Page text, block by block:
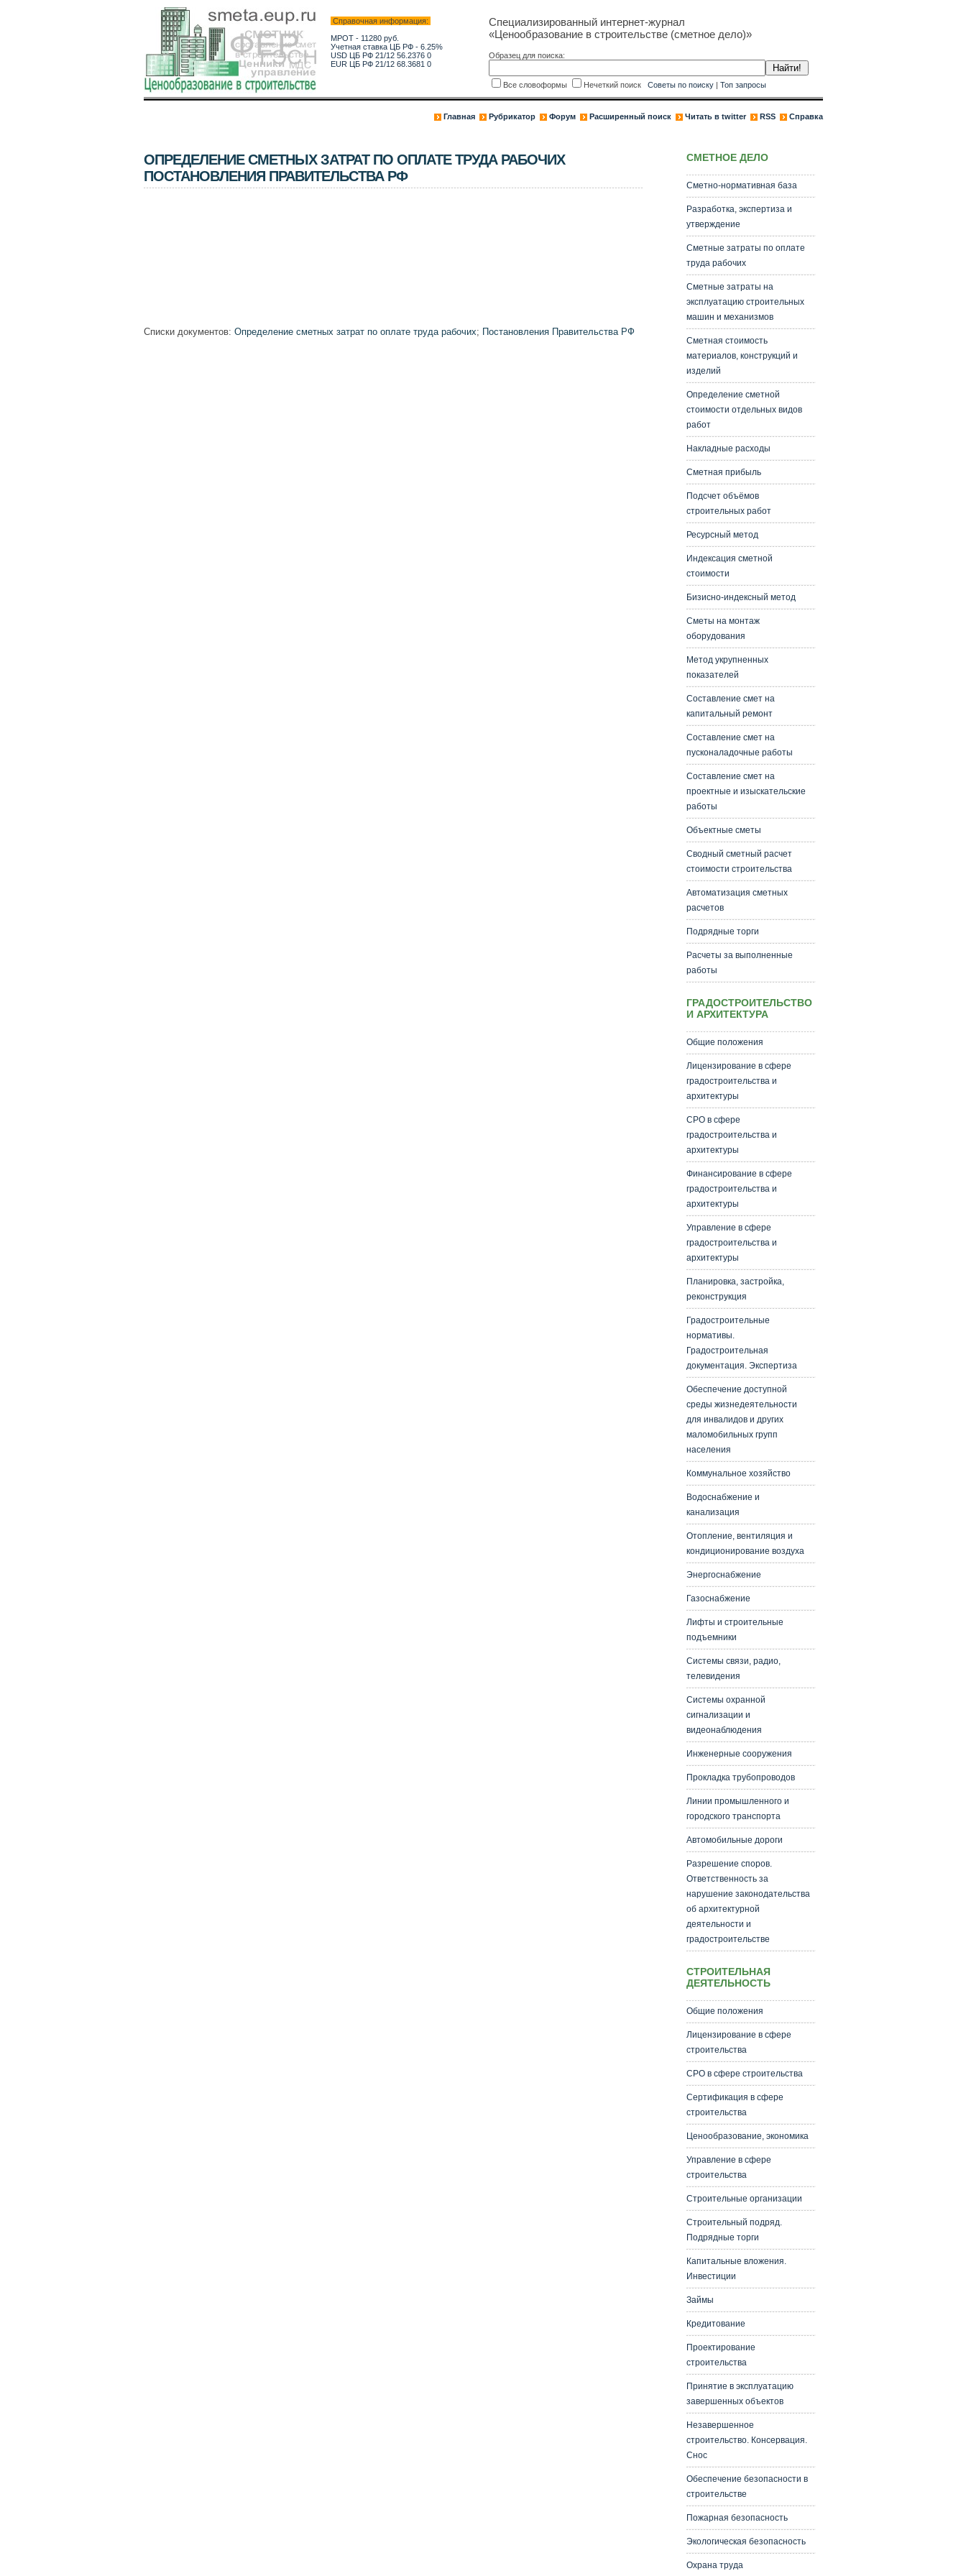
Справочная информация:
МРОТ - 11280 руб.
Учетная ставка ЦБ РФ - 6.25%
USD ЦБ РФ 21/12 56.2376 0
EUR ЦБ РФ 21/12 68.3681 0
Специализированный интернет-журнал
«Ценообразование в строительстве (сметное дело)»
Образец для поиска:
Все словоформы Нечеткий поиск Советы по поиску| Топ запросы
Главная Рубрикатор Форум Расширенный поиск Читать в twitter RSS Справка
ОПРЕДЕЛЕНИЕ СМЕТНЫХ ЗАТРАТ ПО ОПЛАТЕ ТРУДА РАБОЧИХ
ПОСТАНОВЛЕНИЯ ПРАВИТЕЛЬСТВА РФ
Списки документов: Определение сметных затрат по оплате труда рабочих; Постановления Правительства РФ
СМЕТНОЕ ДЕЛО
Сметно-нормативная база
Разработка, экспертиза и
утверждение
Сметные затраты по оплате
труда рабочих
Сметные затраты на
эксплуатацию строительных
машин и механизмов
Сметная стоимость
материалов, конструкций и
изделий
Определение сметной
стоимости отдельных видов
работ
Накладные расходы
Сметная прибыль
Подсчет объёмов
строительных работ
Ресурсный метод
Индексация сметной
стоимости
Бизисно-индексный метод
Сметы на монтаж
оборудования
Метод укрупненных
показателей
Составление смет на
капитальный ремонт
Составление смет на
пусконаладочные работы
Составление смет на
проектные и изыскательские
работы
Объектные сметы
Сводный сметный расчет
стоимости строительства
Автоматизация сметных
расчетов
Подрядные торги
Расчеты за выполненные
работы
ГРАДОСТРОИТЕЛЬСТВО
И АРХИТЕКТУРА
Общие положения
Лицензирование в сфере
градостроительства и
архитектуры
СРО в сфере
градостроительства и
архитектуры
Финансирование в сфере
градостроительства и
архитектуры
Управление в сфере
градостроительства и
архитектуры
Планировка, застройка,
реконструкция
Градостроительные
нормативы.
Градостроительная
документация. Экспертиза
Обеспечение доступной
среды жизнедеятельности
для инвалидов и других
маломобильных групп
населения
Коммунальное хозяйство
Водоснабжение и
канализация
Отопление, вентиляция и
кондиционирование воздуха
Энергоснабжение
Газоснабжение
Лифты и строительные
подъемники
Системы связи, радио,
телевидения
Системы охранной
сигнализации и
видеонаблюдения
Инженерные сооружения
Прокладка трубопроводов
Линии промышленного и
городского транспорта
Автомобильные дороги
Разрешение споров.
Ответственность за
нарушение законодательства
об архитектурной
деятельности и
градостроительстве
СТРОИТЕЛЬНАЯ
ДЕЯТЕЛЬНОСТЬ
Общие положения
Лицензирование в сфере
строительства
СРО в сфере строительства
Сертификация в сфере
строительства
Ценообразование, экономика
Управление в сфере
строительства
Строительные организации
Строительный подряд.
Подрядные торги
Капитальные вложения.
Инвестиции
Займы
Кредитование
Проектирование
строительства
Принятие в эксплуатацию
завершенных объектов
Незавершенное
строительство. Консервация.
Снос
Обеспечение безопасности в
строительстве
Пожарная безопасность
Экологическая безопасность
Охрана труда